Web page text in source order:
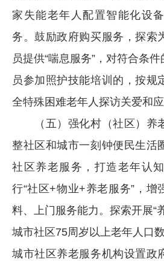
家失能老年人配置智能化设
务。鼓励政府购买服务，探索
员提供“喘息服务”，对符合条
员参加照护技能培训的，按规
全特殊困难老年人探访关爱和应
（五）强化村（社区）养
整社区和城市一刻钟便民生活
社区养老服务，打造老年认
行“社区+物业+养老服务”，增
料、上门服务能力。探索开展“
城市社区75周岁以上老年人口
城市社区养老服务机构设置政